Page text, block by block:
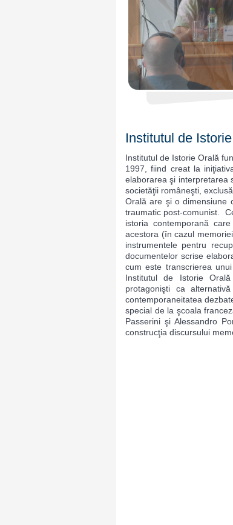
Institutul de
Institutul de Istorie Orală
1997, fiind creat la
elaborarea şi interpretarea
societăţii româneşti,
Orală are şi o dimensiune
traumatic post-comunist.
istoria contemporană
acestora (în cazul
instrumentele pentru
documentelor scrise
cum este transcrierea
Institutul de Istorie
protagonişti ca
contemporaneitatea
special de la şcoala
Passerini şi Alessandro
construcţia discursului